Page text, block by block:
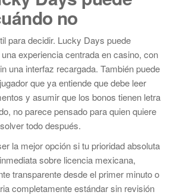
no
para decidir. Lucky Days puede
experiencia centrada en casino, con
una interfaz recargada. También puede
que ya entiende que debe leer
y asumir que los bonos tienen letra
no parece pensado para quien quiere
todo después.
la mejor opción si tu prioridad absoluta
sobre licencia mexicana,
transparente desde el primer minuto o
completamente estándar sin revisión